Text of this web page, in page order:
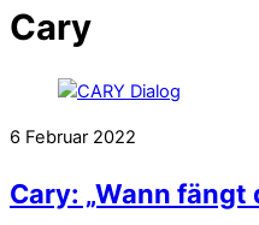
Cary
6 Februar 2022
Cary: „Wann fängt